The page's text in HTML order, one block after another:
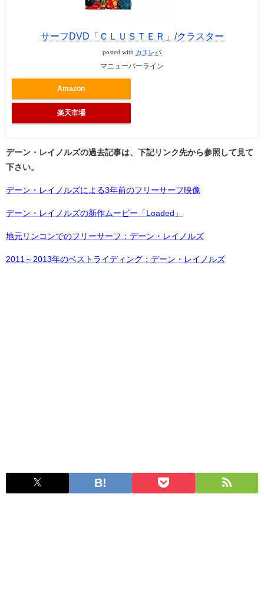
サーフDVD「ＣＬＵＳＴＥＲ」/クラスター
posted with カエレバ
マニューバーライン
Amazon
楽天市場
デーン・レイノルズの過去記事は、下記リンク先から参照して見て
下さい。
デーン・レイノルズによる3年前のフリーサーフ映像
デーン・レイノルズの新作ムービー「Loaded」
地元リンコンでのフリーサーフ：デーン・レイノルズ
2011～2013年のベストライディング：デーン・レイノルズ